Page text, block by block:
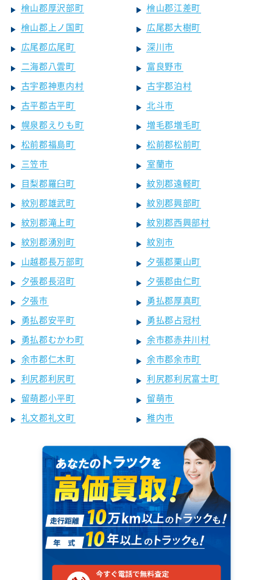
檜山郡厚沢部町
檜山郡江差町
檜山郡上ノ国町
広尾郡大樹町
広尾郡広尾町
深川市
二海郡八雲町
富良野市
古宇郡神恵内村
古宇郡泊村
古平郡古平町
北斗市
幌泉郡えりも町
増毛郡増毛町
松前郡福島町
松前郡松前町
三笠市
室蘭市
目梨郡羅臼町
紋別郡遠軽町
紋別郡雄武町
紋別郡興部町
紋別郡滝上町
紋別郡西興部村
紋別郡湧別町
紋別市
山越郡長万部町
夕張郡栗山町
夕張郡長沼町
夕張郡由仁町
夕張市
勇払郡厚真町
勇払郡安平町
勇払郡占冠村
勇払郡むかわ町
余市郡赤井川村
余市郡仁木町
余市郡余市町
利尻郡利尻町
利尻郡利尻富士町
留萌郡小平町
留萌市
礼文郡礼文町
稚内市